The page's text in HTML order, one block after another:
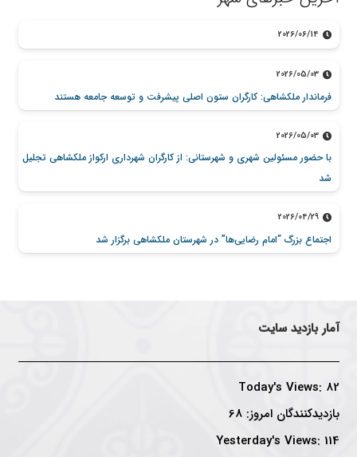
2026/06/14
2026/05/03
فرماندار ملکشاهی: کارگران ستون اصلی پیشرفت و توسعه جامعه هستند
2026/05/03
با حضور مسئولین شهری و شهرستانی: از کارگران شهرداری ارکواز ملکشاهی تجلیل
شد
2026/04/29
اجتماع بزرگ “امام رضایی‌ها” در شهرستان ملکشاهی برگزار شد
آمار بازدید سایت
Today's Views: 82
بازدیدکنندگان امروز:68
Yesterday's Views: 114